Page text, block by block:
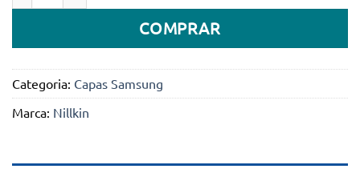
era:
89.990Kz.
é:
74.900Kz.
COMPRAR
Categoria: Capas Samsung
Marca: Nillkin